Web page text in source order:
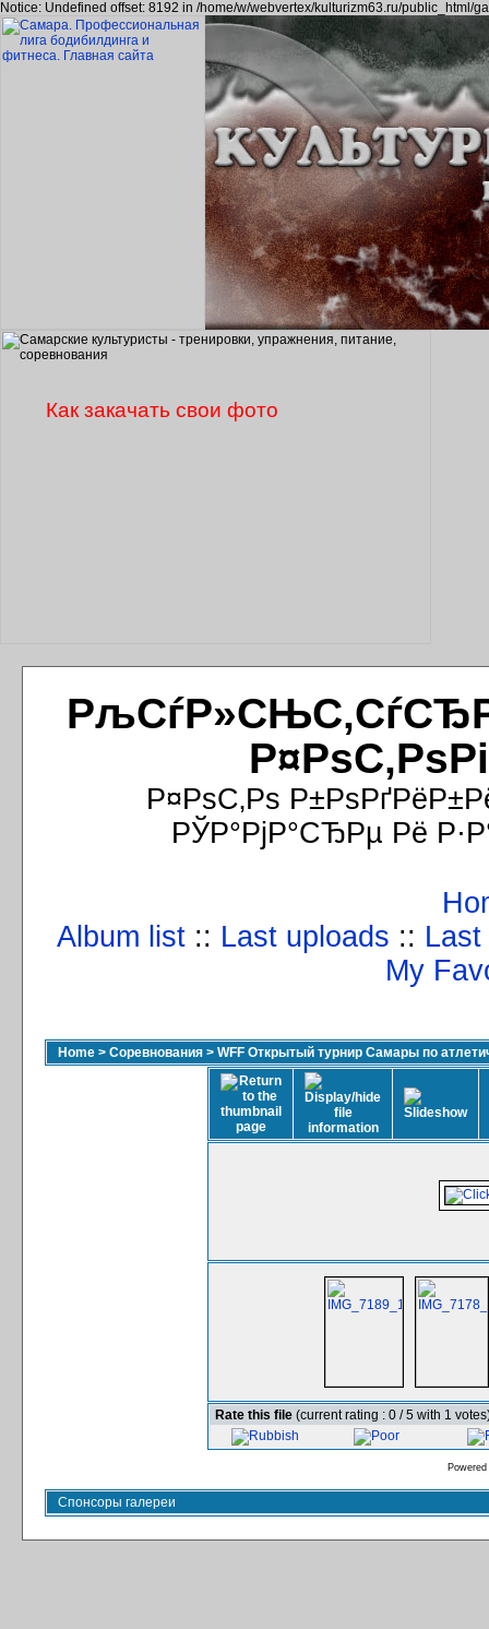
Notice: Undefined offset: 8192 in /home/w/webvertex/kulturizm63.ru/public_html/
Р¤РѕС‚Рѕ
РЎР°РјР°СЂРµ Рё
Album list :: Last uploads ::
My
Home > Соревнования > WFF Открытый турнир Самары по
Rate this file (current rating : 0 / 5 with 1
Спонсоры галереи
Как закачать свои фото